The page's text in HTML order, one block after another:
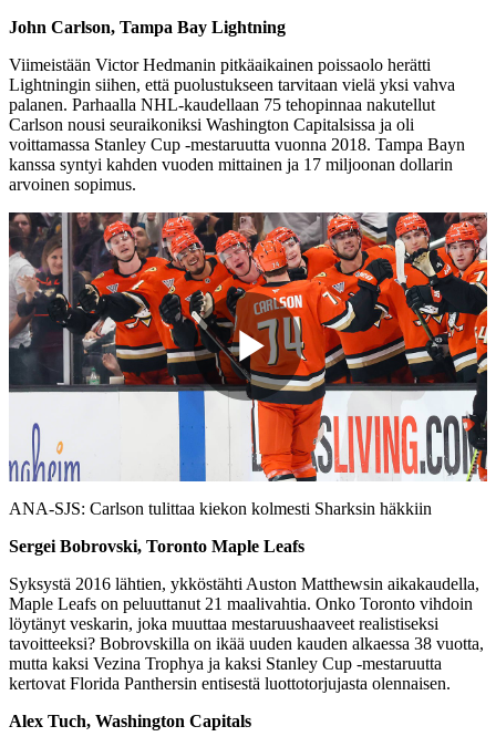
John Carlson, Tampa Bay Lightning
Viimeistään Victor Hedmanin pitkäaikainen poissaolo herätti
Lightningin siihen, että puolustukseen tarvitaan vielä yksi vahva
palanen. Parhaalla NHL-kaudellaan 75 tehopinnaa nakutellut
Carlson nousi seuraikoniksi Washington Capitalsissa ja oli
voittamassa Stanley Cup -mestaruutta vuonna 2018. Tampa Bayn
kanssa syntyi kahden vuoden mittainen ja 17 miljoonan dollarin
arvoinen sopimus.
Play
Video
ANA-SJS: Carlson tulittaa kiekon kolmesti Sharksin häkkiin
Sergei Bobrovski, Toronto Maple Leafs
Syksystä 2016 lähtien, ykköstähti Auston Matthewsin aikakaudella,
Maple Leafs on peluuttanut 21 maalivahtia. Onko Toronto vihdoin
löytänyt veskarin, joka muuttaa mestaruushaaveet realistiseksi
tavoitteeksi? Bobrovskilla on ikää uuden kauden alkaessa 38 vuotta,
mutta kaksi Vezina Trophya ja kaksi Stanley Cup -mestaruutta
kertovat Florida Panthersin entisestä luottotorjujasta olennaisen.
Alex Tuch, Washington Capitals